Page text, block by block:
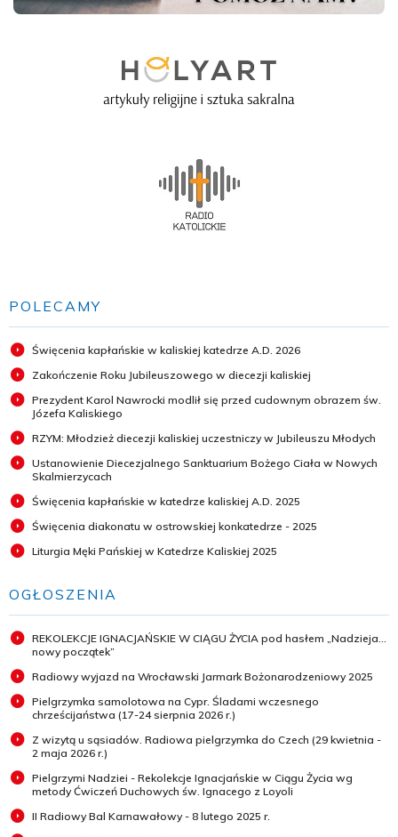
POLECAMY
Święcenia kapłańskie w kaliskiej katedrze A.D. 2026
Zakończenie Roku Jubileuszowego w diecezji kaliskiej
Prezydent Karol Nawrocki modlił się przed cudownym obrazem św.
Józefa Kaliskiego
RZYM: Młodzież diecezji kaliskiej uczestniczy w Jubileuszu Młodych
Ustanowienie Diecezjalnego Sanktuarium Bożego Ciała w Nowych
Skalmierzycach
Święcenia kapłańskie w katedrze kaliskiej A.D. 2025
Święcenia diakonatu w ostrowskiej konkatedrze - 2025
Liturgia Męki Pańskiej w Katedrze Kaliskiej 2025
OGŁOSZENIA
REKOLEKCJE IGNACJAŃSKIE W CIĄGU ŻYCIA pod hasłem „Nadzieja...
nowy początek”
Radiowy wyjazd na Wrocławski Jarmark Bożonarodzeniowy 2025
Pielgrzymka samolotowa na Cypr. Śladami wczesnego
chrześcijaństwa (17-24 sierpnia 2026 r.)
Z wizytą u sąsiadów. Radiowa pielgrzymka do Czech (29 kwietnia -
2 maja 2026 r.)
Pielgrzymi Nadziei - Rekolekcje Ignacjańskie w Ciągu Życia wg
metody Ćwiczeń Duchowych św. Ignacego z Loyoli
II Radiowy Bal Karnawałowy - 8 lutego 2025 r.